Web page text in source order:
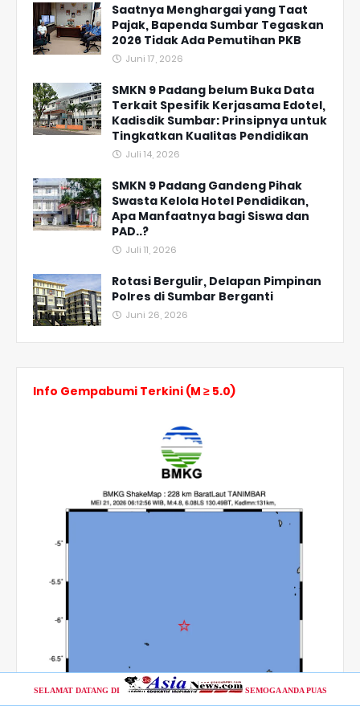
Saatnya Menghargai yang Taat
Pajak, Bapenda Sumbar Tegaskan
2026 Tidak Ada Pemutihan PKB
Juni 17, 2026
SMKN 9 Padang belum Buka Data
Terkait Spesifik Kerjasama Edotel,
Kadisdik Sumbar: Prinsipnya untuk
Tingkatkan Kualitas Pendidikan
Juli 14, 2026
SMKN 9 Padang Gandeng Pihak
Swasta Kelola Hotel Pendidikan,
Apa Manfaatnya bagi Siswa dan
PAD..?
Juli 11, 2026
Rotasi Bergulir, Delapan Pimpinan
Polres di Sumbar Berganti
Juni 26, 2026
Info Gempabumi Terkini (M ≥ 5.0)
SELAMAT DATANG DI SEMOGA ANDA PUAS